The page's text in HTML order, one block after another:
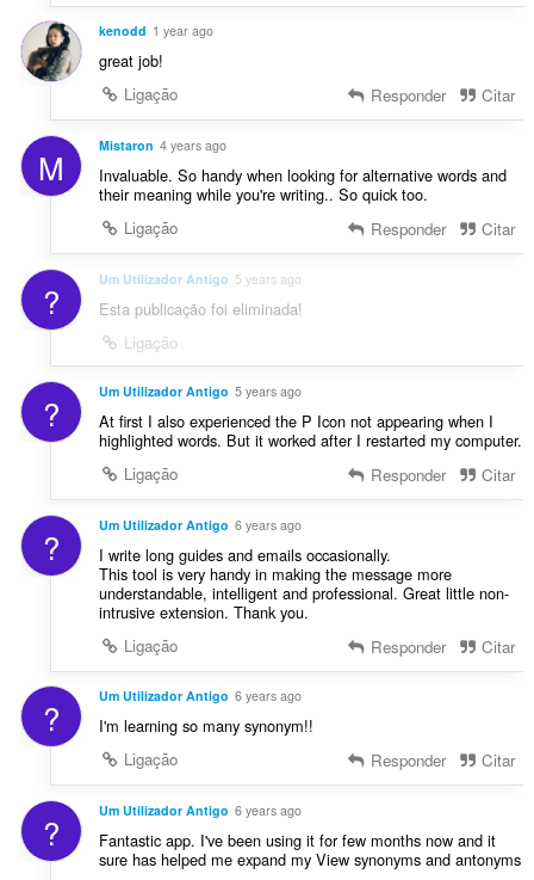
ç
õ
kenodd 1 year ago
great job!
Ligação
Responder Citar
M Mistaron 4 years ago
Invaluable. So handy when looking for alternative words and
their meaning while you're writing.. So quick too.
Ligação
Responder Citar
? Um Utilizador Antigo 5 years ago
Esta publicação foi eliminada!
Ligação
? Um Utilizador Antigo 5 years ago
At first I also experienced the P Icon not appearing when I
highlighted words. But it worked after I restarted my computer.
Ligação
Responder Citar
? Um Utilizador Antigo 6 years ago
I write long guides and emails occasionally.
This tool is very handy in making the message more
understandable, intelligent and professional. Great little non-
intrusive extension. Thank you.
Ligação
Responder Citar
? Um Utilizador Antigo 6 years ago
I'm learning so many synonym!!
Ligação
Responder Citar
? Um Utilizador Antigo 6 years ago
Fantastic app. I've been using it for few months now and it
sure has helped me expand my View synonyms and antonyms